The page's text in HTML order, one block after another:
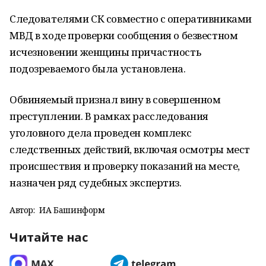
Следователями СК совместно с оперативниками
МВД в ходе проверки сообщения о безвестном
исчезновении женщины причастность
подозреваемого была установлена.
Обвиняемый признал вину в совершенном
преступлении. В рамках расследования
уголовного дела проведен комплекс
следственных действий, включая осмотры мест
происшествия и проверку показаний на месте,
назначен ряд судебных экспертиз.
Автор: ИА Башинформ
Читайте нас